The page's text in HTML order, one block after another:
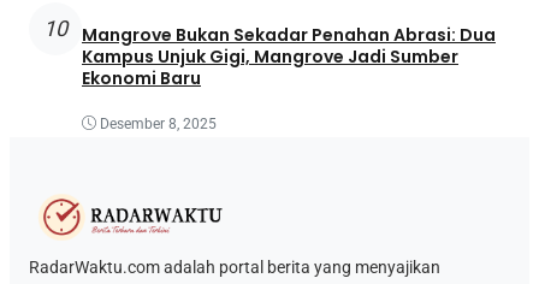
10
Mangrove Bukan Sekadar Penahan Abrasi: Dua
Kampus Unjuk Gigi, Mangrove Jadi Sumber
Ekonomi Baru
Desember 8, 2025
RadarWaktu.com adalah portal berita yang menyajikan